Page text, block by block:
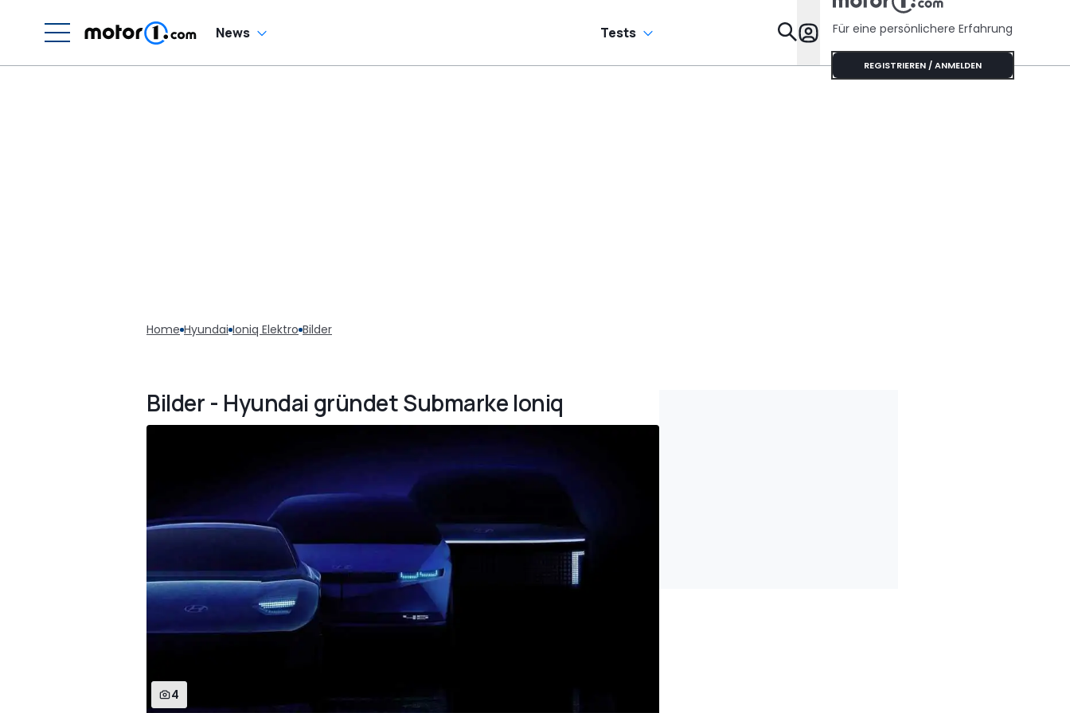
News Tests Specials
Für eine persönlichere Erfahrung
REGISTRIEREN / ANMELDEN
Home Hyundai Ioniq Elektro Bilder
Bilder - Hyundai gründet Submarke Ioniq
4